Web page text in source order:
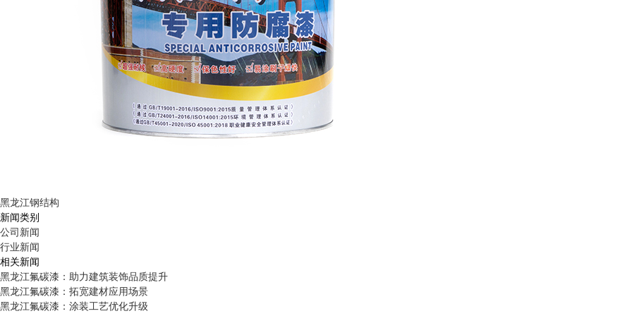
黑龙江钢结构
新闻类别
公司新闻
行业新闻
相关新闻
黑龙江氟碳漆：助力建筑装饰品质提升
黑龙江氟碳漆：拓宽建材应用场景
黑龙江氟碳漆：涂装工艺优化升级